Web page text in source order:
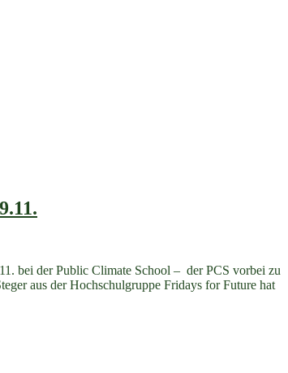
bei der Public Climate School – der PCS vorbei zu
aus der Hochschulgruppe Fridays for Future hat